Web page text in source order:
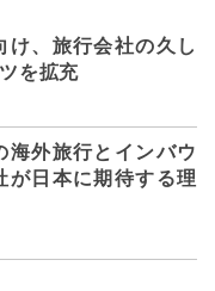
け、旅行会社の久し
を拡充
海外旅行とインバウ
が日本に期待する理